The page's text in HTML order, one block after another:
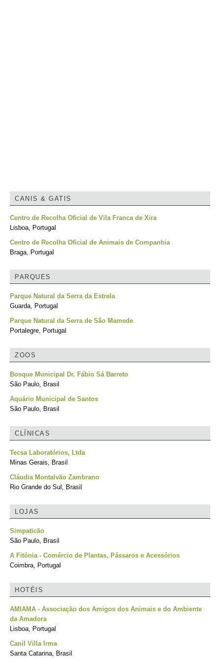
CANIS & GATIS
Centro de Recolha Oficial de Vila Franca de Xira
Lisboa, Portugal
Centro de Recolha Oficial de Animais de Companhia
Braga, Portugal
PARQUES
Parque Natural da Serra da Estrela
Guarda, Portugal
Parque Natural da Serra de São Mamede
Portalegre, Portugal
ZOOS
Bosque Municipal Dr. Fábio Sá Barreto
São Paulo, Brasil
Aquário Municipal de Santos
São Paulo, Brasil
CLÍNICAS
Tecsa Laboratórios, Ltda
Minas Gerais, Brasil
Cláudia Montalvão Zambrano
Rio Grande do Sul, Brasil
LOJAS
Simpaticão
São Paulo, Brasil
A Fitónia - Comércio de Plantas, Pássaros e Acessórios
Coimbra, Portugal
HOTÉIS
AMIAMA - Associação dos Amigos dos Animais e do Ambiente
da Amadora
Lisboa, Portugal
Canil Villa Irma
Santa Catarina, Brasil